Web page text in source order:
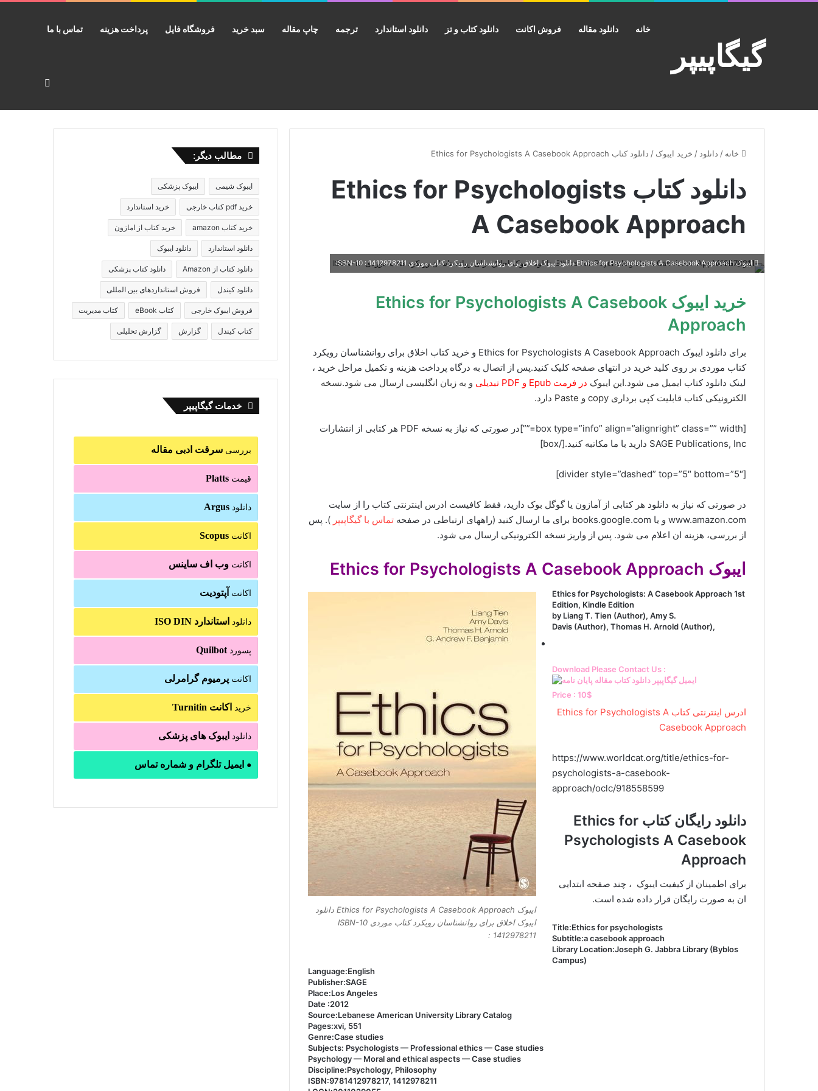
گیگاپیپر
خانه دانلود مقاله فروش اکانت دانلود کتاب و تز دانلود استاندارد ترجمه چاپ مقاله سبد خرید فروشگاه فایل پرداخت هزینه تماس با ما
خانه / دانلود / خرید ایبوک / دانلود کتاب Ethics for Psychologists A Casebook Approach
دانلود کتاب Ethics for Psychologists
A Casebook Approach
ایبوک Ethics for Psychologists A Casebook Approach دانلود ایبوک اخلاق برای روانشناسان رویکرد کتاب موردی ISBN-10 : 1412978211
خرید ایبوک Ethics for Psychologists A Casebook
Approach
برای دانلود ایبوک Ethics for Psychologists A Casebook Approach و خرید کتاب اخلاق برای روانشناسان رویکرد
کتاب موردی بر روی کلید خرید در انتهای صفحه کلیک کنید.پس از اتصال به درگاه پرداخت هزینه و تکمیل مراحل خرید ،
لینک دانلود کتاب ایمیل می شود.این ایبوک در فرمت Epub و PDF تبدیلی
و به زبان انگلیسی ارسال می شود.نسخه
الکترونیکی کتاب قابلیت کپی برداری copy و Paste دارد.
[box type=”info” align=”alignright” class=”” width=””]در صورتی که نیاز به نسخه PDF هر کتابی از انتشارات
SAGE Publications, Inc دارید با ما مکاتبه کنید.[/box]
[divider style=”dashed” top=”5″ bottom=”5″]
در صورتی که نیاز به دانلود هر کتابی از آمازون یا گوگل بوک دارید، فقط کافیست ادرس اینترنتی کتاب را از سایت
www.amazon.com و یا books.google.com برای ما ارسال کنید (راههای ارتباطی در صفحه
تماس با گیگاپیپر ). پس
از بررسی، هزینه ان اعلام می شود. پس از واریز نسخه الکترونیکی ارسال می شود.
ایبوک Ethics for Psychologists A Casebook Approach
ایبوک Ethics for Psychologists A Casebook Approach دانلود
ایبوک اخلاق برای روانشناسان رویکرد کتاب موردی ISBN-10
: 1412978211
Ethics for Psychologists: A Casebook Approach 1st
Edition, Kindle Edition
by Liang T. Tien (Author), Amy S.
Davis (Author), Thomas H. Arnold (Author),
Download Please Contact Us :
Price : 10$
ادرس اینترنتی کتاب Ethics for Psychologists A
Casebook Approach
https://www.worldcat.org/title/ethics-for-
psychologists-a-casebook-
approach/oclc/918558599
دانلود رایگان کتاب Ethics for
Psychologists A Casebook
Approach
برای اطمینان از کیفیت ایبوک ، چند صفحه ابتدایی
ان به صورت رایگان قرار داده شده است.
Title:Ethics for psychologists
Subtitle:a casebook approach
Library Location:Joseph G. Jabbra Library (Byblos
Campus)
Language:English
Publisher:SAGE
Place:Los Angeles
Date :2012
Source:Lebanese American University Library Catalog
Pages:xvi, 551
Genre:Case studies
Subjects: Psychologists — Professional ethics — Case studies
Psychology — Moral and ethical aspects — Case studies
Discipline:Psychology, Philosophy
ISBN:9781412978217, 1412978211
مطالب دیگر:
ایبوک شیمی ایبوک پزشکی
خرید pdf کتاب خارجی خرید استاندارد
خرید کتاب amazon خرید کتاب از امازون
دانلود استاندارد دانلود ایبوک
دانلود کتاب از Amazon دانلود کتاب پزشکی
دانلود کیندل فروش استانداردهای بین المللی
فروش ایبوک خارجی کتاب eBook کتاب مدیریت
کتاب کیندل گزارش گزارش تحلیلی
خدمات گیگاپیپر
بررسیسرقت ادبی مقاله
قیمتPlatts
دانلودArgus
اکانتScopus
اکانتوب اف ساینس
اکانت آپتودیت
دانلود استاندارد ISO DIN
پسوردQuilbot
اکانتپرمیوم گرامرلی
خرید اکانت Turnitin
دانلود ایبوک های پزشکی
● ایمیل تلگرام و شماره تماس